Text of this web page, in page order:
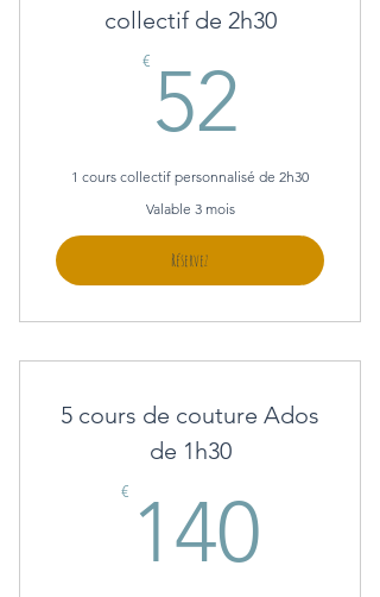
collectif de 2h30
€ 52
1 cours collectif personnalisé de 2h30
Valable 3 mois
Réservez
5 cours de couture Ados
de 1h30
€ 140